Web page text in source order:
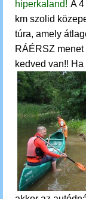
hiperkaland! A
km szolid
túra, amely
RÁÉRSZ
kedved van!!